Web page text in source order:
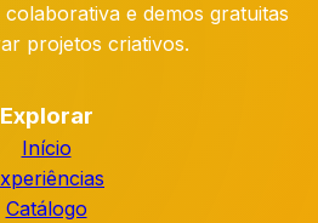
e demos gratuitas
projetos criativos.
Explorar
Início
Catálogo